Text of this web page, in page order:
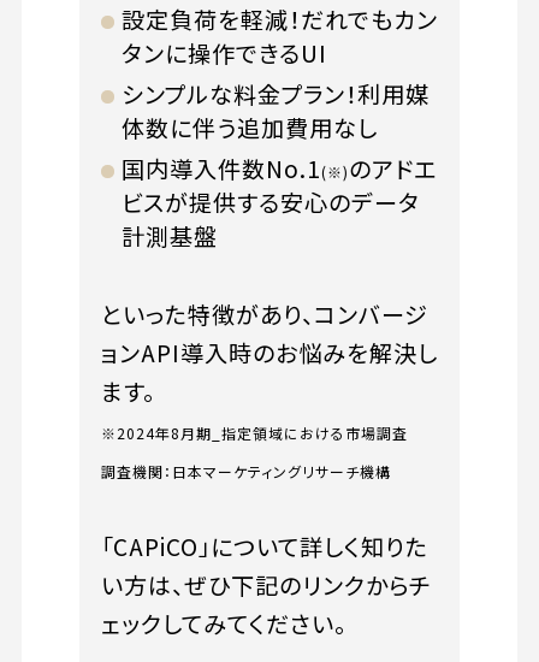
設定負荷を軽減！だれでもカン
タンに操作できるUI
シンプルな料金プラン！利用媒
体数に伴う追加費用なし
国内導入件数No.1(※)のアドエ
ビスが提供する安心のデータ
計測基盤
といった特徴があり、コンバージ
ョンAPI導入時のお悩みを解決し
ます。
※2024年8月期_指定領域における市場調査
調査機関：日本マーケティングリサーチ機構
「CAPiCO」について詳しく知りた
い方は、ぜひ下記のリンクからチ
ェックしてみてください。